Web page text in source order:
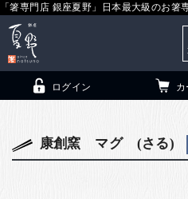
「箸専門店 銀座夏野」日本最大級のお箸
ログイン カ
康創窯 マグ (さる)